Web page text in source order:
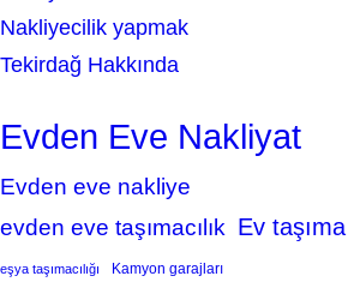
Nakliyecilik yapmak
Tekirdağ Hakkında
Evden Eve Nakliyat
Evden eve nakliye
evden eve taşımacılık Ev taşıma
eşya taşımacılığı Kamyon garajları